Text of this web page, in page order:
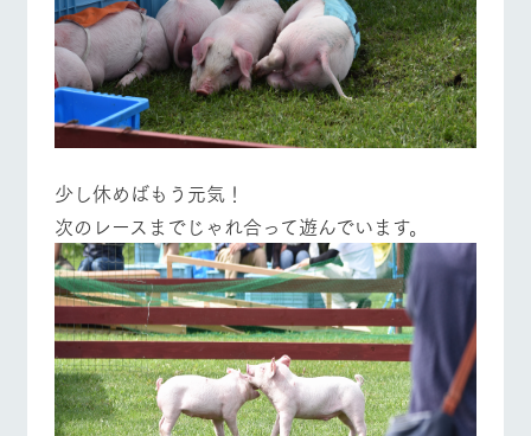
少し休めばもう元気！
次のレースまでじゃれ合って遊んでいます。